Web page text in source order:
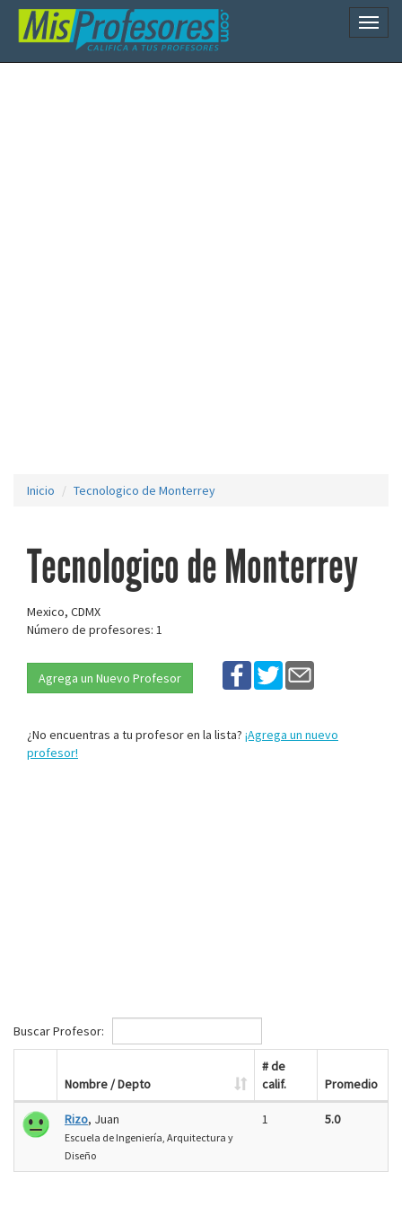
Inicio Tecnologico de Monterrey
Tecnologico de Monterrey
Mexico, CDMX
Número de profesores: 1
Agrega un Nuevo Profesor
¿No encuentras a tu profesor en la lista? ¡Agrega un nuevo
profesor!
Buscar Profesor:
Nombre / Depto
# de
calif.
Promedio
Rizo, Juan
Escuela de Ingeniería, Arquitectura y
Diseño
1 5.0